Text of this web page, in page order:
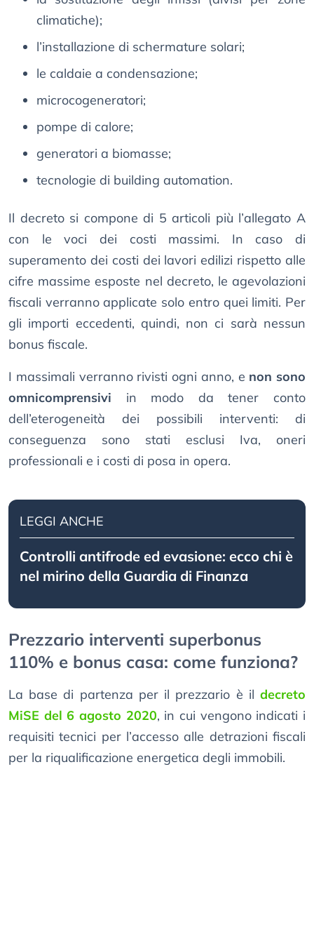
climatiche);
l’installazione di schermature solari;
le caldaie a condensazione;
microcogeneratori;
pompe di calore;
generatori a biomasse;
tecnologie di building automation.
Il decreto si compone di 5 articoli più l’allegato A
con le voci dei costi massimi. In caso di
superamento dei costi dei lavori edilizi rispetto alle
cifre massime esposte nel decreto, le agevolazioni
fiscali verranno applicate solo entro quei limiti. Per
gli importi eccedenti, quindi, non ci sarà nessun
bonus fiscale.
I massimali verranno rivisti ogni anno, e non sono
omnicomprensivi in modo da tener conto
dell’eterogeneità dei possibili interventi: di
conseguenza sono stati esclusi Iva, oneri
professionali e i costi di posa in opera.
LEGGI ANCHE
Controlli antifrode ed evasione: ecco chi è
nel mirino della Guardia di Finanza
Prezzario interventi superbonus
110% e bonus casa: come funziona?
La base di partenza per il prezzario è il decreto
MiSE del 6 agosto 2020, in cui vengono indicati i
requisiti tecnici per l’accesso alle detrazioni fiscali
per la riqualificazione energetica degli immobili.